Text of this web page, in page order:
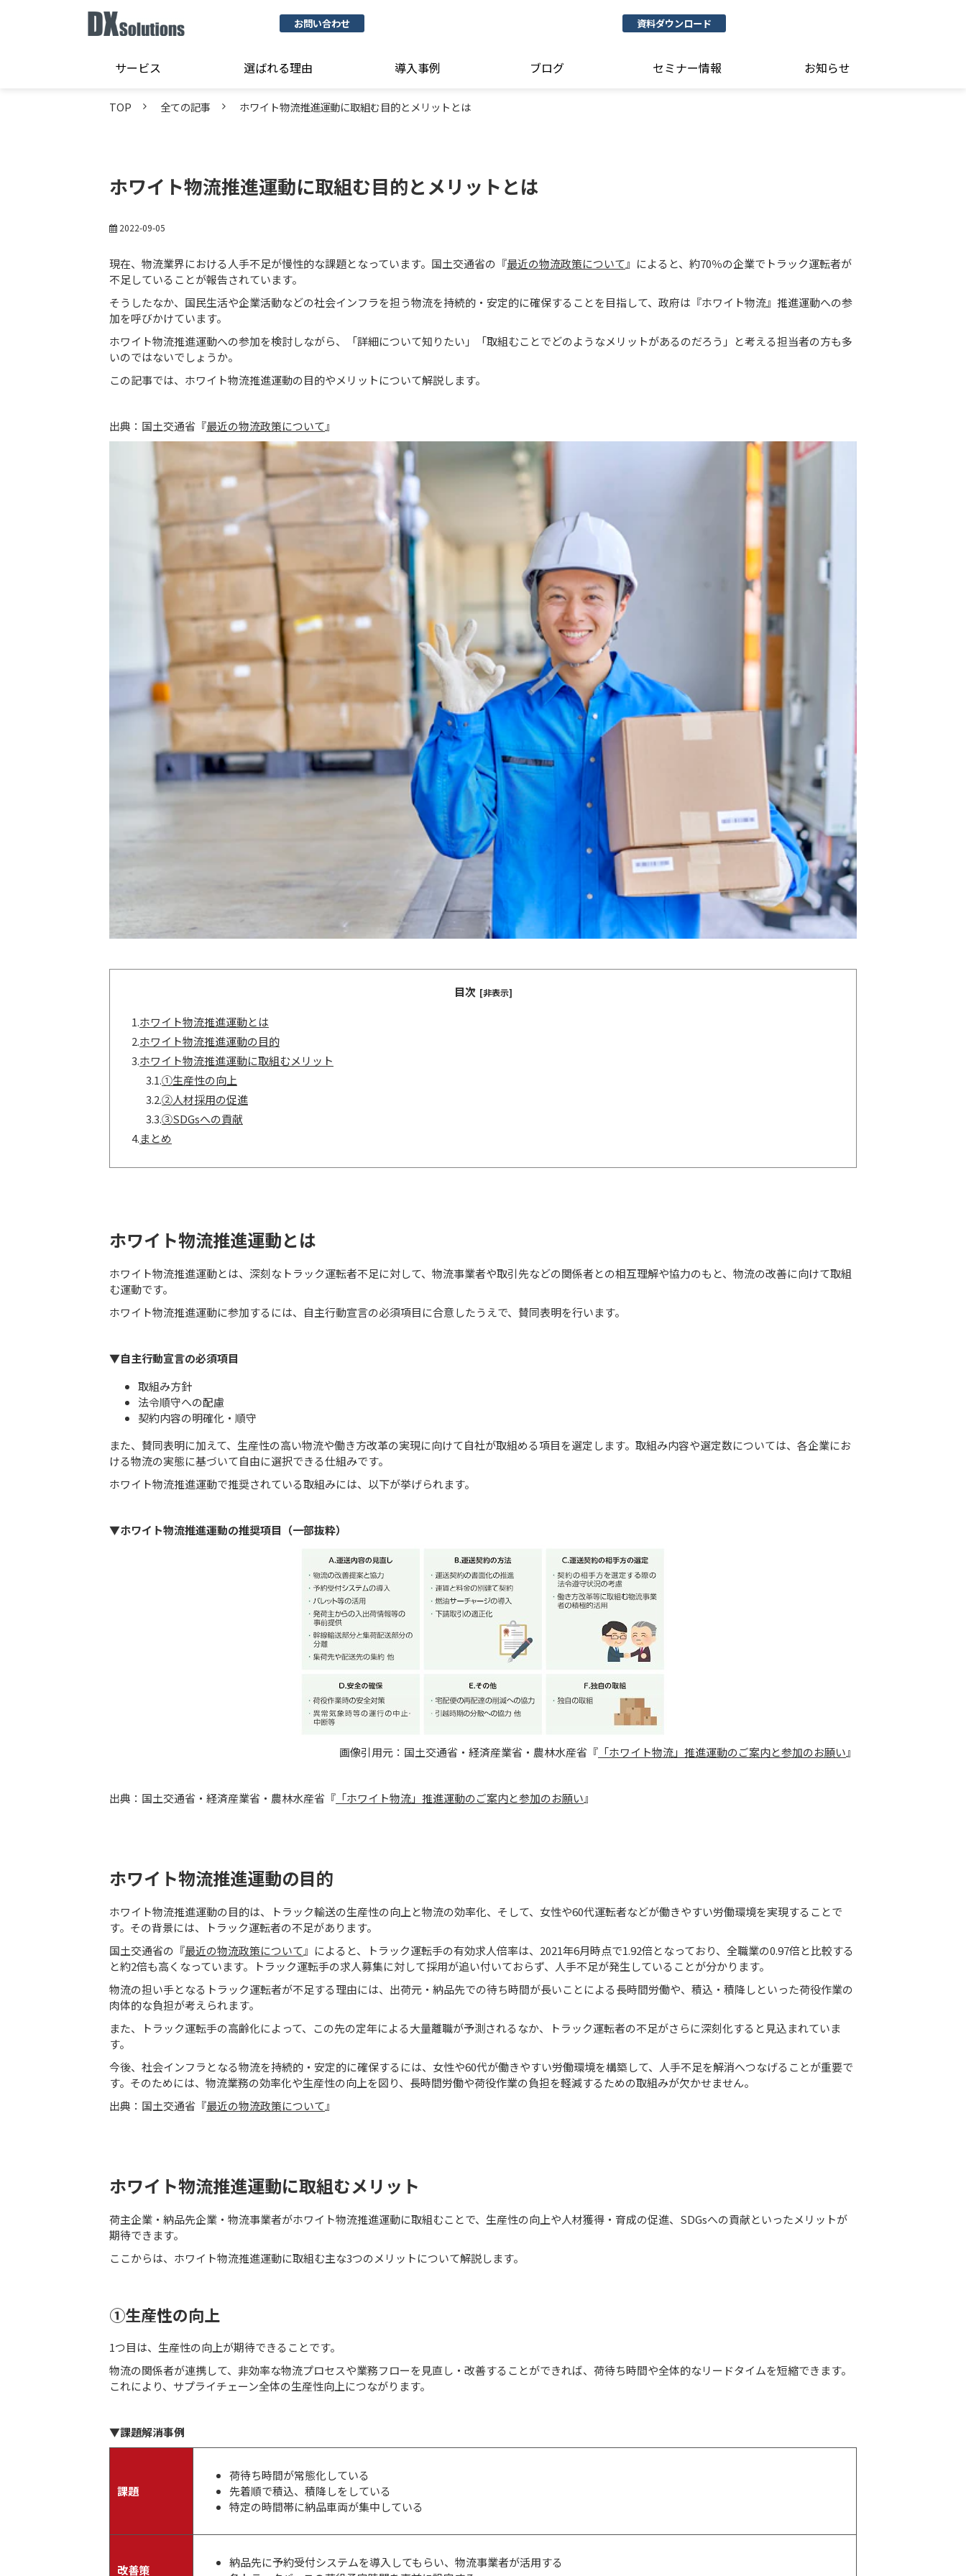
お問い合わせ 資料ダウンロード
サービス 選ばれる理由 導入事例 ブログ セミナー情報 お知らせ
TOP 全ての記事 ホワイト物流推進運動に取組む目的とメリットとは
ホワイト物流推進運動に取組む目的とメリットとは
2022-09-05
現在、物流業界における人手不足が慢性的な課題となっています。国土交通省の『最近の物流政策について』によると、約70％の企業でトラック運転者が
不足していることが報告されています。
そうしたなか、国民生活や企業活動などの社会インフラを担う物流を持続的・安定的に確保することを目指して、政府は『ホワイト物流』推進運動への参
加を呼びかけています。
ホワイト物流推進運動への参加を検討しながら、「詳細について知りたい」「取組むことでどのようなメリットがあるのだろう」と考える担当者の方も多
いのではないでしょうか。
この記事では、ホワイト物流推進運動の目的やメリットについて解説します。
出典：国土交通省『最近の物流政策について』
目次 [非表示]
1.ホワイト物流推進運動とは
2.ホワイト物流推進運動の目的
3.ホワイト物流推進運動に取組むメリット
3.1.①生産性の向上
3.2.②人材採用の促進
3.3.③SDGsへの貢献
4.まとめ
ホワイト物流推進運動とは
ホワイト物流推進運動とは、深刻なトラック運転者不足に対して、物流事業者や取引先などの関係者との相互理解や協力のもと、物流の改善に向けて取組
む運動です。
ホワイト物流推進運動に参加するには、自主行動宣言の必須項目に合意したうえで、賛同表明を行います。
▼自主行動宣言の必須項目
取組み方針
法令順守への配慮
契約内容の明確化・順守
また、賛同表明に加えて、生産性の高い物流や働き方改革の実現に向けて自社が取組める項目を選定します。取組み内容や選定数については、各企業にお
ける物流の実態に基づいて自由に選択できる仕組みです。
ホワイト物流推進運動で推奨されている取組みには、以下が挙げられます。
▼ホワイト物流推進運動の推奨項目（一部抜粋）
画像引用元：国土交通省・経済産業省・農林水産省『 「ホワイト物流」推進運動のご案内と参加のお願い』
出典：国土交通省・経済産業省・農林水産省『 「ホワイト物流」推進運動のご案内と参加のお願い』
ホワイト物流推進運動の目的
ホワイト物流推進運動の目的は、トラック輸送の生産性の向上と物流の効率化、そして、女性や60代運転者などが働きやすい労働環境を実現することで
す。その背景には、トラック運転者の不足があります。
国土交通省の『最近の物流政策について』によると、トラック運転手の有効求人倍率は、2021年6月時点で1.92倍となっており、全職業の0.97倍と比較する
と約2倍も高くなっています。トラック運転手の求人募集に対して採用が追い付いておらず、人手不足が発生していることが分かります。
物流の担い手となるトラック運転者が不足する理由には、出荷元・納品先での待ち時間が長いことによる長時間労働や、積込・積降しといった荷役作業の
肉体的な負担が考えられます。
また、トラック運転手の高齢化によって、この先の定年による大量離職が予測されるなか、トラック運転者の不足がさらに深刻化すると見込まれていま
す。
今後、社会インフラとなる物流を持続的・安定的に確保するには、女性や60代が働きやすい労働環境を構築して、人手不足を解消へつなげることが重要で
す。そのためには、物流業務の効率化や生産性の向上を図り、長時間労働や荷役作業の負担を軽減するための取組みが欠かせません。
出典：国土交通省『最近の物流政策について』
ホワイト物流推進運動に取組むメリット
荷主企業・納品先企業・物流事業者がホワイト物流推進運動に取組むことで、生産性の向上や人材獲得・育成の促進、SDGsへの貢献といったメリットが
期待できます。
ここからは、ホワイト物流推進運動に取組む主な3つのメリットについて解説します。
①生産性の向上
1つ目は、生産性の向上が期待できることです。
物流の関係者が連携して、非効率な物流プロセスや業務フローを見直し・改善することができれば、荷待ち時間や全体的なリードタイムを短縮できます。
これにより、サプライチェーン全体の生産性向上につながります。
▼課題解消事例
課題
荷待ち時間が常態化している
先着順で積込、積降しをしている
特定の時間帯に納品車両が集中している
改善策
納品先に予約受付システムを導入してもらい、物流事業者が活用する